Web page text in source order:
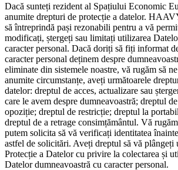
Dacă sunteți rezident al Spațiului Economic
anumite drepturi de protecție a datelor.
să întreprindă pași rezonabili pentru a vă
modificați, ștergeți sau limitați utilizarea
caracter personal. Dacă doriți să fiți informat
caracter personal deținem despre
eliminate din sistemele noastre, vă rugăm să
anumite circumstanțe, aveți următoarele
datelor: dreptul de acces, actualizare sau
care le avem despre dumneavoastră; dreptul
opoziție; dreptul de restricție; dreptul la
dreptul de a retrage consimțământul. Vă
putem solicita să vă verificați identitatea
astfel de solicitări. Aveți dreptul să vă plângeți
Protecție a Datelor cu privire la colectarea și
Datelor dumneavoastră cu caracter personal.